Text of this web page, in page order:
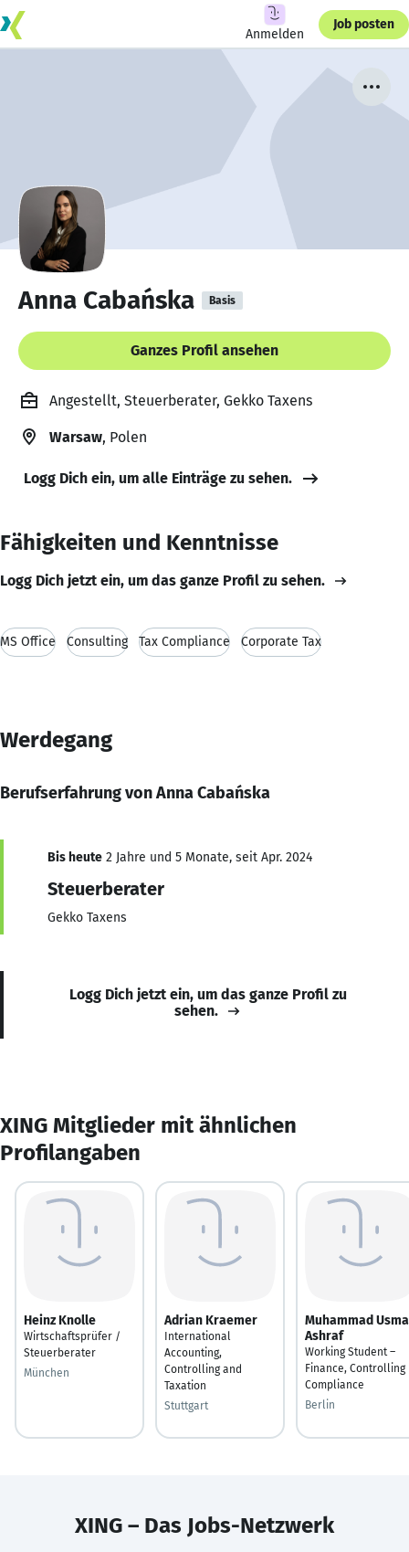
Anmelden
Job posten
Anna Cabańska Basis
Ganzes Profil ansehen
Angestellt, Steuerberater, Gekko Taxens
Warsaw, Polen
Logg Dich ein, um alle Einträge zu sehen.
Fähigkeiten und Kenntnisse
Logg Dich jetzt ein, um das ganze Profil zu sehen.
MS Office Consulting Tax Compliance Corporate Tax
Werdegang
Berufserfahrung von Anna Cabańska
Bis heute 2 Jahre und 5 Monate, seit Apr. 2024
Steuerberater
Gekko Taxens
Logg Dich jetzt ein, um das ganze Profil zu
sehen.
XING Mitglieder mit ähnlichen
Profilangaben
Heinz Knolle
Wirtschaftsprüfer /
Steuerberater
München
Adrian Kraemer
International
Accounting,
Controlling and
Taxation
Stuttgart
Muhammad
Ashraf
Working Student –
Finance, Controlling
Compliance
Berlin
XING – Das Jobs-Netzwerk